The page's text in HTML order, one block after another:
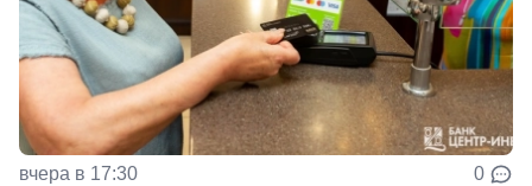
вчера в 17:30 0